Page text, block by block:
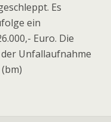
Es
ein
Euro. Die
Unfallaufnahme